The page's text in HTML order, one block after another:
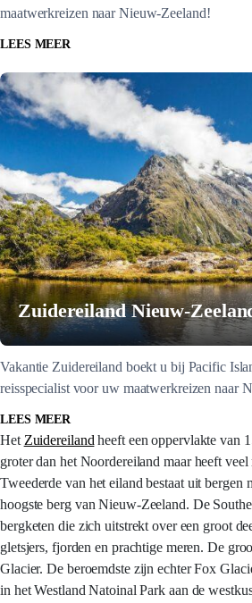
maatwerkreizen naar Nieuw-Zeeland!
LEES MEER
Zuidereiland Nieuw-
Vakantie Zuidereiland boekt u bij Pacific
reisspecialist voor uw maatwerkreizen naar
LEES MEER
Het Zuidereiland heeft een oppervlakte van
groter dan het Noordereiland maar heeft
Tweederde van het eiland bestaat uit bergen
hoogste berg van Nieuw-Zeeland. De
bergketen die zich uitstrekt over een groot
gletsjers, fjorden en prachtige meren. De
Glacier. De beroemdste zijn echter Fox
in het Westland Natoinal Park aan de